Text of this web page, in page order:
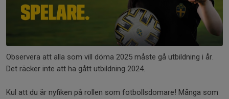
Observera att alla som vill döma 2025 måste gå utbildning i år.
Det räcker inte att ha gått utbildning 2024.
Kul att du är nyfiken på rollen som fotbollsdomare! Många som